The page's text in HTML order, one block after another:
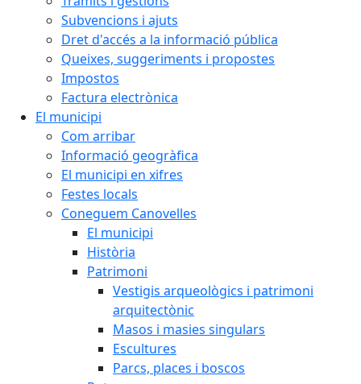
Subvencions i ajuts
Dret d'accés a la informació pública
Queixes, suggeriments i propostes
Impostos
Factura electrònica
El municipi
Com arribar
Informació geogràfica
El municipi en xifres
Festes locals
Coneguem Canovelles
El municipi
Història
Patrimoni
Vestigis arqueològics i patrimoni
arquitectònic
Masos i masies singulars
Escultures
Parcs, places i boscos